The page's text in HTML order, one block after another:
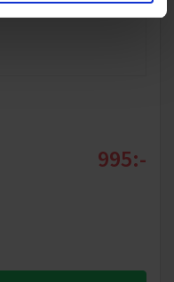
995:-